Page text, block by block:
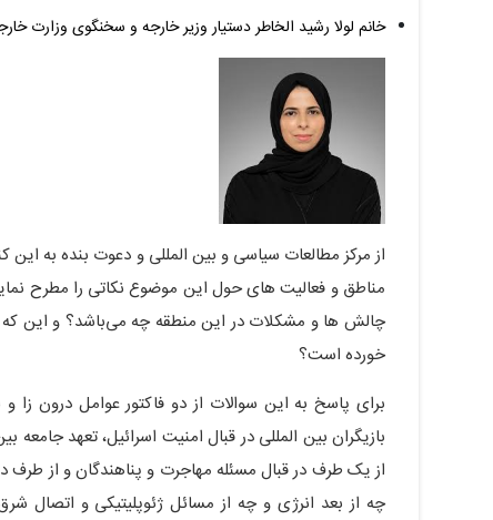
خانم لولا رشید الخاطر دستیار وزیر خارجه و سخنگوی وزارت
از مرکز مطالعات سیاسی و بین المللی و دعوت بنده به این
مناطق و فعالیت های حول این موضوع نکاتی را مطرح
چالش ها و مشکلات در این منطقه چه می‌باشد؟ و این که
خورده است؟
برای پاسخ به این سوالات از دو فاکتور عوامل درون زا
بازیگران بین المللی در قبال امنیت اسرائیل، تعهد
از یک طرف در قبال مسئله مهاجرت و پناهندگان و از طرف
چه از بعد انرژی و چه از مسائل ژئوپلیتیکی و اتصال